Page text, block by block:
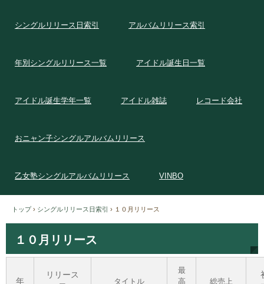
シングルリリース日索引 アルバムリリース索引
年別シングルリリース一覧 アイドル誕生日一覧
アイドル誕生学年一覧 アイドル雑誌 レコード会社
おニャン子シングルアルバムリリース
乙女塾シングルアルバムリリース VINBO
トップ › シングルリリース日索引 › １０月リリース
１０月リリース
年
リリース
タイトル
最
高
総売上